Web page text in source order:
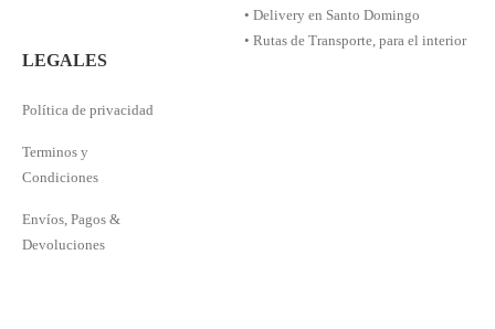
LEGALES
Política de privacidad
Terminos y
Condiciones
Envíos, Pagos &
Devoluciones
• Delivery en Santo Domingo
• Rutas de Transporte, para el interior